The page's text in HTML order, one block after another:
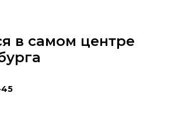
в самом центре